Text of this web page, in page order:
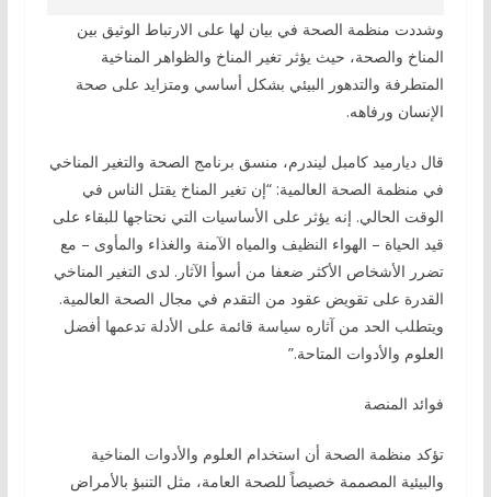
وشددت منظمة الصحة في بيان لها على الارتباط الوثيق بين
المناخ والصحة، حيث يؤثر تغير المناخ والظواهر المناخية
المتطرفة والتدهور البيئي بشكل أساسي ومتزايد على صحة
الإنسان ورفاهه.
قال ديارميد كامبل ليندرم، منسق برنامج الصحة والتغير المناخي
في منظمة الصحة العالمية: “إن تغير المناخ يقتل الناس في
الوقت الحالي. إنه يؤثر على الأساسيات التي نحتاجها للبقاء على
قيد الحياة – الهواء النظيف والمياه الآمنة والغذاء والمأوى – مع
تضرر الأشخاص الأكثر ضعفا من أسوأ الآثار. لدى التغير المناخي
القدرة على تقويض عقود من التقدم في مجال الصحة العالمية.
ويتطلب الحد من آثاره سياسة قائمة على الأدلة تدعمها أفضل
العلوم والأدوات المتاحة.”
فوائد المنصة
تؤكد منظمة الصحة أن استخدام العلوم والأدوات المناخية
والبيئية المصممة خصيصاً للصحة العامة، مثل التنبؤ بالأمراض